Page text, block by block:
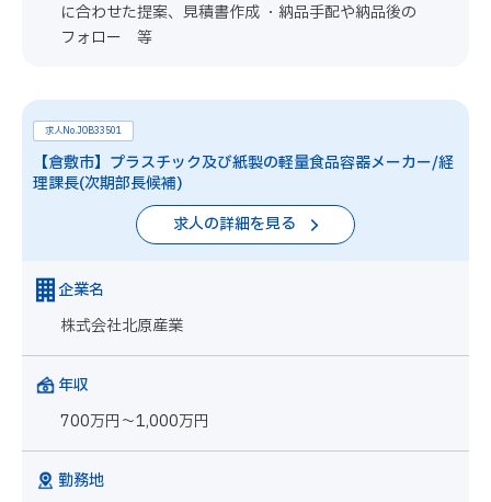
に合わせた提案、見積書作成 ・納品手配や納品後の
フォロー 等
求人No.JOB33501
【倉敷市】プラスチック及び紙製の軽量食品容器メーカー/経
理課長(次期部長候補)
求人の詳細を見る
企業名
株式会社北原産業
年収
700万円～1,000万円
勤務地